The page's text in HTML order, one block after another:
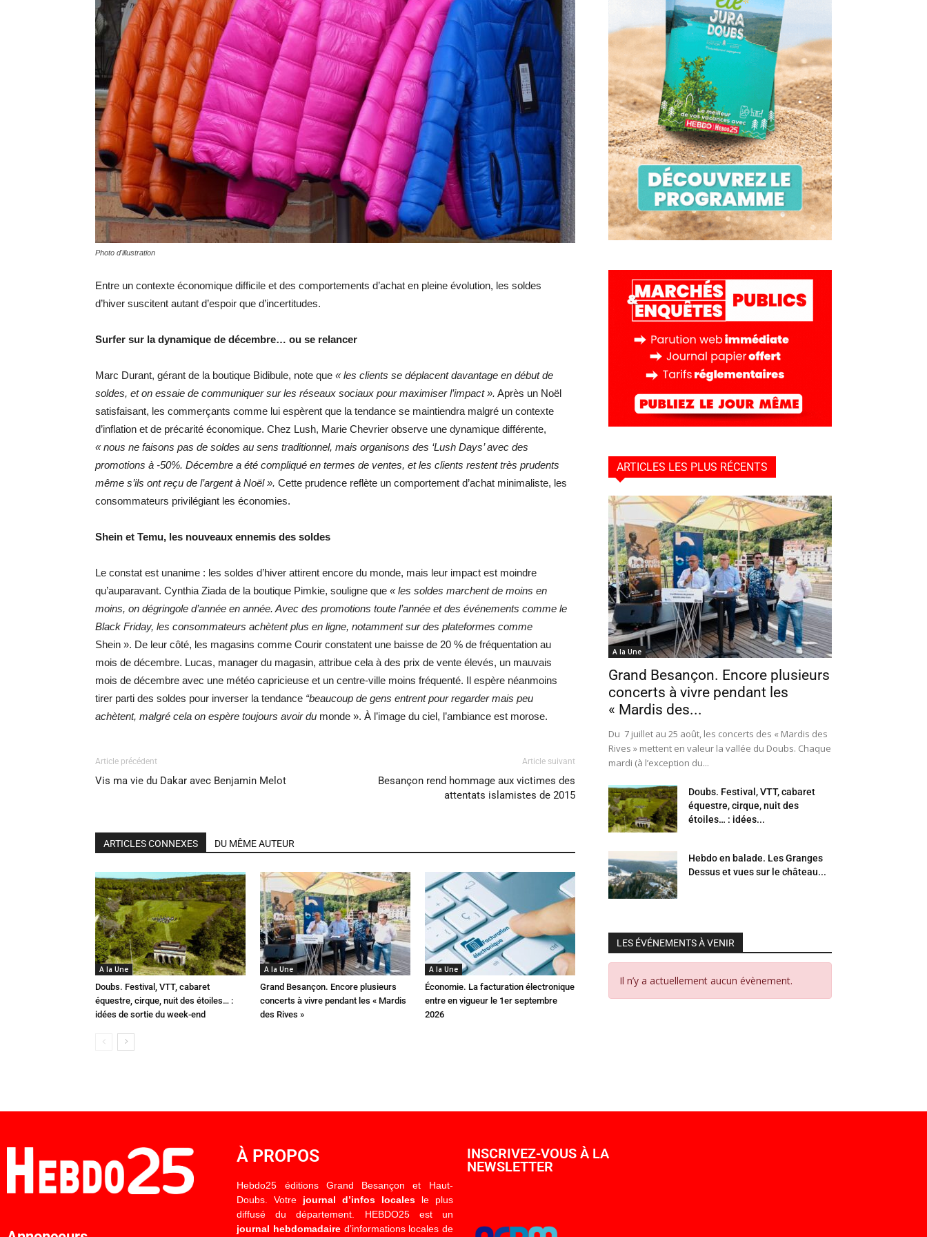
Hebdo25
Photo d'illustration
Entre un contexte économique difficile et des comportements d’achat en pleine évolution, les soldes
d’hiver suscitent autant d’espoir que d’incertitudes.
Surfer sur la dynamique de décembre… ou se relancer
Marc Durant, gérant de la boutique Bidibule, note que « les clients se déplacent davantage en début de
soldes, et on essaie de communiquer sur les réseaux sociaux pour maximiser l’impact ». Après un Noël
satisfaisant, les commerçants comme lui espèrent que la tendance se maintiendra malgré un contexte
d’inflation et de précarité économique. Chez Lush, Marie Chevrier observe une dynamique différente,
« nous ne faisons pas de soldes au sens traditionnel, mais organisons des ‘Lush Days’ avec des
promotions à -50%. Décembre a été compliqué en termes de ventes, et les clients restent très prudents
même s’ils ont reçu de l’argent à Noël ». Cette prudence reflète un comportement d’achat minimaliste, les
consommateurs privilégiant les économies.
Shein et Temu, les nouveaux ennemis des soldes
Le constat est unanime : les soldes d’hiver attirent encore du monde, mais leur impact est moindre
qu’auparavant. Cynthia Ziada de la boutique Pimkie, souligne que « les soldes marchent de moins en
moins, on dégringole d’année en année. Avec des promotions toute l’année et des événements comme le
Black Friday, les consommateurs achètent plus en ligne, notamment sur des plateformes comme
Shein ». De leur côté, les magasins comme Courir constatent une baisse de 20 % de fréquentation au
mois de décembre. Lucas, manager du magasin, attribue cela à des prix de vente élevés, un mauvais
mois de décembre avec une météo capricieuse et un centre-ville moins fréquenté. Il espère néanmoins
tirer parti des soldes pour inverser la tendance “beaucoup de gens entrent pour regarder mais peu
achètent, malgré cela on espère toujours avoir du monde ». À l’image du ciel, l’ambiance est morose.
Article précédent
Vis ma vie du Dakar avec Benjamin Melot
Article suivant
Besançon rend hommage aux victimes des
attentats islamistes de 2015
ARTICLES CONNEXES DU MÊME AUTEUR
A la Une
Doubs. Festival, VTT, cabaret
équestre, cirque, nuit des étoiles… :
idées de sortie du week-end
A la Une
Grand Besançon. Encore plusieurs
concerts à vivre pendant les « Mardis
des Rives »
A la Une
Économie. La facturation électronique
entre en vigueur le 1er septembre
2026
ARTICLES LES PLUS RÉCENTS
A la Une
Grand Besançon. Encore plusieurs
concerts à vivre pendant les
« Mardis des...
Du 7 juillet au 25 août, les concerts des « Mardis des
Rives » mettent en valeur la vallée du Doubs. Chaque
mardi (à l’exception du...
Doubs. Festival, VTT, cabaret
équestre, cirque, nuit des
étoiles… : idées...
Hebdo en balade. Les Granges
Dessus et vues sur le château...
LES ÉVÉNEMENTS À VENIR
Il n’y a actuellement aucun évènement.
À PROPOS
Hebdo25 éditions Grand Besançon et Haut-
Doubs. Votre journal d’infos localesle plus
diffusé du département. HEBDO25 est un
journal hebdomadaired’informations locales de
INSCRIVEZ-VOUS À LA
NEWSLETTER